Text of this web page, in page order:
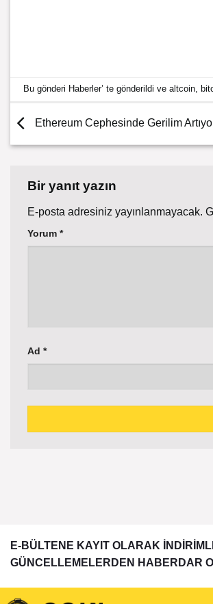
Bu gönderi Haberler’ te gönderildi vealtcoin,
Ethereum Cephesinde Gerilim
Bir yanıt yazın
E-posta adresiniz yayınlanmayacak.
Yorum *
Ad *
E-BÜLTENE KAYIT OLARAK
GÜNCELLEMELERDEN HABERDAR